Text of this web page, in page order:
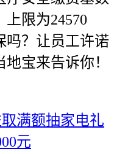
上限为24570
吗？让员工许诺
宝来告诉你！
满额抽家电礼
元